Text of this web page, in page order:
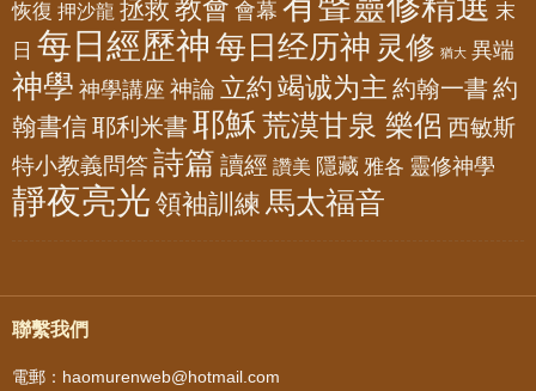
恢復 押沙龍 拯救 教會 會幕
末
日 每日經歷神 每日经历神 灵修 猶大 異端
神學 神學講座 神論 立約 竭诚为主 約翰一書 約
翰書信耶利米書 耶穌荒漠甘泉 樂侶 西敏斯
特小教義問答詩篇 讀經 讚美 隱藏 雅各 靈修神學
靜夜亮光 領袖訓練 馬太福音
聯繫我們
電郵：haomurenweb@hotmail.com